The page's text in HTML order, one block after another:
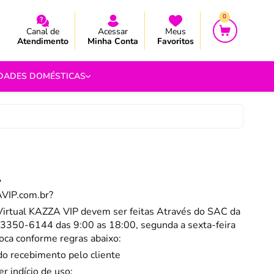
AS NOVIDADES E PROMOÇÃO
AS NOVIDADES E PROMOÇÃO
Canal de
Atendimento
Acessar
Minha Conta
Meus
Favoritos
0
DOMÉSTICAS
.com.br?
KAZZA VIPdevem ser feitas Através do SAC da
6144 das 9:00 as 18:00, segunda a sexta-feira
conforme regras abaixo:
recebimento pelo cliente